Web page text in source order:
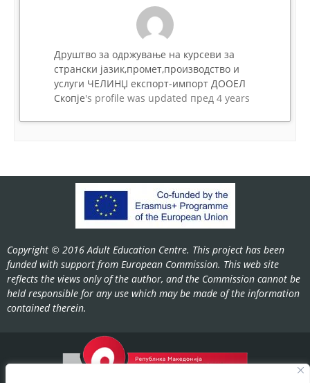
Друштво за одржување на курсеви за
странски јазик,промет,производство и
услуги ЧЕЛИНЏ експорт-импорт ДООЕЛ
Скопје's profile was updated пред 4 years
Copyright © 2016 Adult Education Centre. This project has been
funded with support from European Commission. This web site
reflects the views only of the author, and the Commission cannot be
held responsible for any use which may be made of the information
contained therein.